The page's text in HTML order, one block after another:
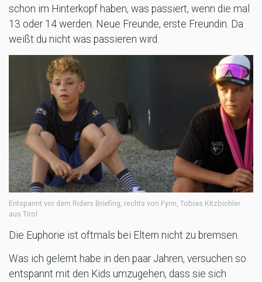
schon im Hinterkopf haben, was passiert, wenn die mal
13 oder 14 werden. Neue Freunde, erste Freundin. Da
weißt du nicht was passieren wird.
Entspannt vor dem Riders Briefing, rechts von Fynn, Tobias Kitzbichler
aus Tirol
Die Euphorie ist oftmals bei Eltern nicht zu bremsen.
Was ich gelernt habe in den paar Jahren, versuchen so
entspannt mit den Kids umzugehen, dass sie sich